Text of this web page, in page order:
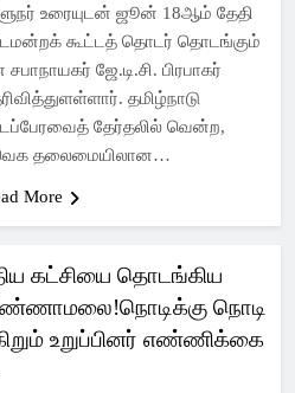
உரையுடன் ஜூன் 18ஆம் தேதி
கூட்டத் தொடர் தொடங்கும்
ஜே.டி.சி. பிரபாகர்
தமிழ்நாடு
தேர்தலில் வென்ற,
தலைமையிலான…
More
கட்சியை தொடங்கிய
நொடி
உறுப்பினர் எண்ணிக்கை